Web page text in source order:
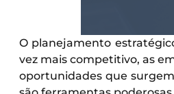
O planejamento
vez mais competitivo, as
oportunidades que